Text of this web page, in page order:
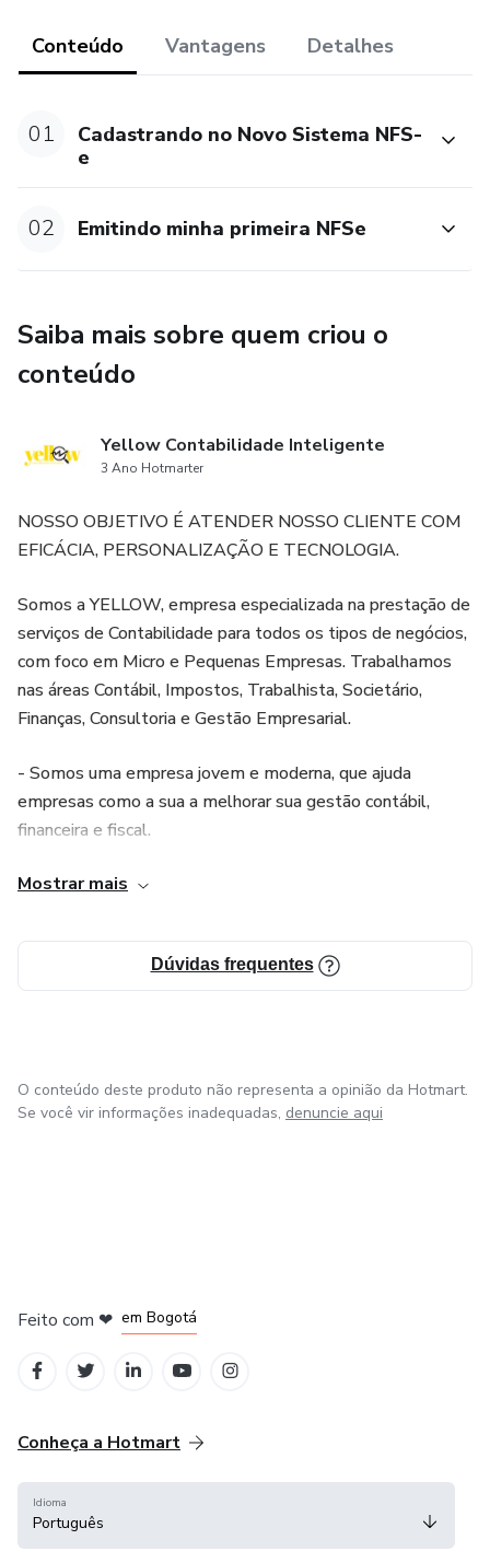
Conteúdo Vantagens Detalhes
01
Cadastrando no Novo Sistema NFS-
e
02 Emitindo minha primeira NFSe
Saiba mais sobre quem criou o
conteúdo
Yellow Contabilidade Inteligente
3 Ano Hotmarter
NOSSO OBJETIVO É ATENDER NOSSO CLIENTE COM
EFICÁCIA, PERSONALIZAÇÃO E TECNOLOGIA.
Somos a YELLOW, empresa especializada na prestação de
serviços de Contabilidade para todos os tipos de negócios,
com foco em Micro e Pequenas Empresas. Trabalhamos
nas áreas Contábil, Impostos, Trabalhista, Societário,
Finanças, Consultoria e Gestão Empresarial.
- Somos uma empresa jovem e moderna, que ajuda
empresas como a sua a melhorar sua gestão contábil,
financeira e fiscal.
- Apaixonados por empreendedorismo e contribuir com a
- Possuímos soluções inteligentes e personalizadas para
cada tipo de cliente, negócio e tamanho.
demandas, gerando valor ao seu negócio.
Mostrar mais
Dúvidas frequentes
O conteúdo deste produto não representa a opinião da Hotmart.
Se você vir informações inadequadas, denuncie aqui
Feito com ❤ em Bogotá
Conheça a Hotmart
Idioma
Português